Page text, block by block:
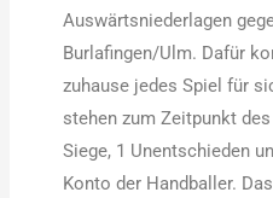
Auswärtsniederlagen
Burlafingen/Ulm. Dafür
zuhause jedes Spiel für
stehen zum Zeitpunkt
Siege, 1 Unentschieden
Konto der Handballer.